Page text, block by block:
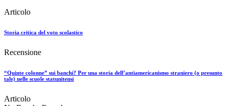
Articolo
Storia critica del voto scolastico
Recensione
“Quinte colonne” sui banchi? Per una storia dell’antiamericanismo straniero (o presunto
tale) nelle scuole statunitensi
Articolo